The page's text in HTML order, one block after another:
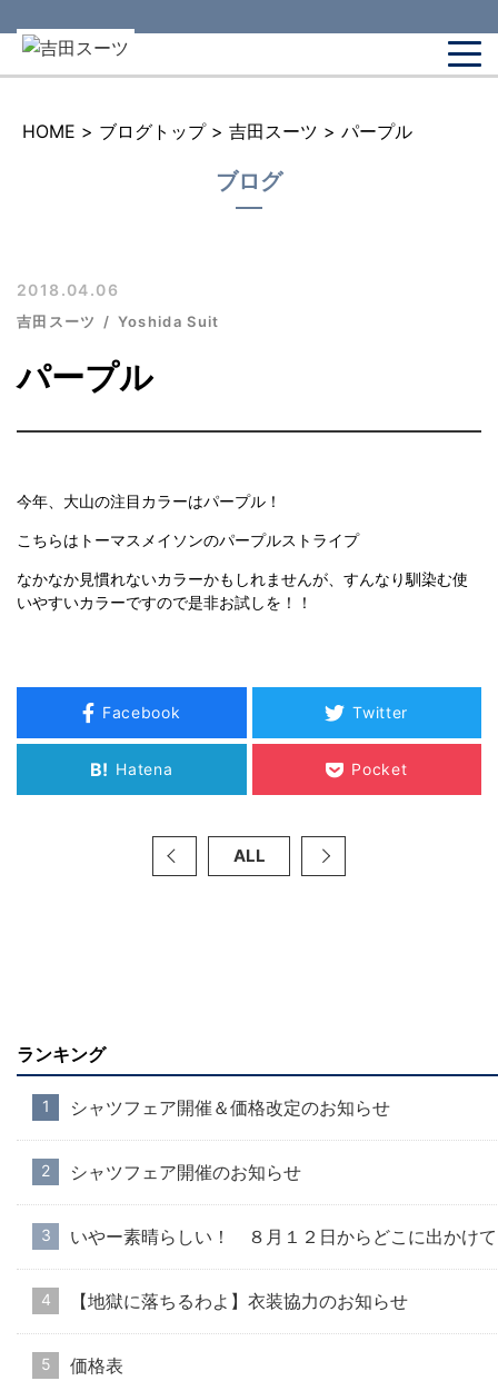
HOME > ブログトップ > 吉田スーツ > パープル
ブログ
2018.04.06
吉田スーツ Yoshida Suit
パープル
今年、大山の注目カラーはパープル！
こちらはトーマスメイソンのパープルストライプ
なかなか見慣れないカラーかもしれませんが、すんなり馴染む使
いやすいカラーですので是非お試しを！！
Facebook Twitter
B! Hatena Pocket
ALL
ランキング
シャツフェア開催＆価格改定のお知らせ
シャツフェア開催のお知らせ
いやー素晴らしい！ ８月１２日からどこに出かけ
【地獄に落ちるわよ】衣装協力のお知らせ
価格表